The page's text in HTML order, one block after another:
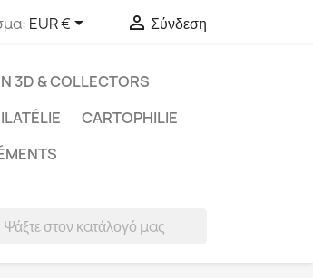
EUR €  Σύνδεση
3D & COLLECTORS
CARTOPHILIE